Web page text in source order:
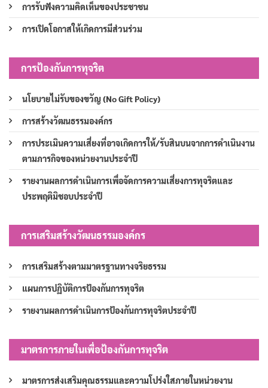
การรับฟังความคิดเห็นของประชาชน
การเปิดโอกาสให้เกิดการมีส่วนร่วม
การป้องกันการทุจริต
นโยบายไม่รับของขวัญ (No Gift Policy)
การสร้างวัฒนธรรมองค์กร
การประเมินความเสี่ยงที่อาจเกิดการให้/รับสินบนจากการดำเนินงาน
ตามภารกิจของหน่วยงานประจำปี
รายงานผลการดำเนินการเพื่อจัดการความเสี่ยงการทุจริตและ
ประพฤติมิชอบประจำปี
การเสริมสร้างวัฒนธรรมองค์กร
การเสริมสร้างตามมาตรฐานทางจริยธรรม
แผนการปฏิบัติการป้องกันการทุจริต
รายงานผลการดำเนินการป้องกันการทุจริตประจำปี
มาตรการภายในเพื่อป้องกันการทุจริต
มาตรการส่งเสริมคุณธรรมและความโปร่งใสภายในหน่วยงาน